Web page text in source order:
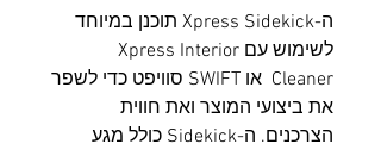
ה-Xpress Sidekick תוכנן במיוחד
לשימוש עם Xpress Interior
Cleaner או SWIFT סוויפט כדי לשפר
את ביצועי המוצר ואת חווית
הצרכנים. ה-Sidekick כולל מגע